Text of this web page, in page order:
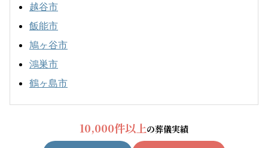
越谷市
飯能市
鳩ヶ谷市
鴻巣市
鶴ヶ島市
10,000件以上の葬儀実績